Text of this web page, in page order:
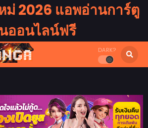
ม่ 2026 แอพอ่านการ์ตู
ออนไลน์ฟรี
DARK?